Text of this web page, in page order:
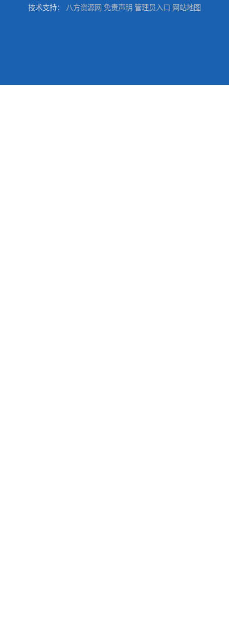
技术支持： 八方资源网 免责声明 管理员入口 网站地图